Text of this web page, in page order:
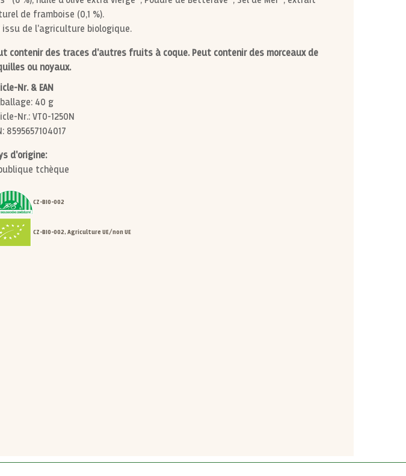
de framboise (0,1 %).
issu de l'agriculture biologique.
contenir des traces d'autres fruits à coque. Peut contenir des morceaux de
ou noyaux.
Nr. & EAN
40 g
Nr.: VT0-1250N
8595657104017
d'origine:
tchèque
CZ-BIO-002
CZ-BIO-002, Agriculture UE/non UE